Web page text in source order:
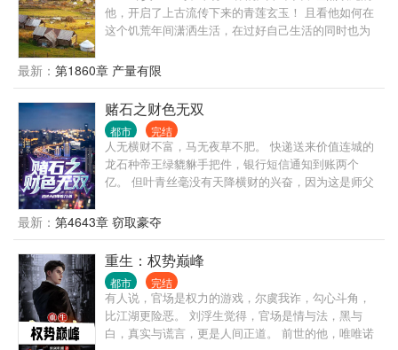
他，开启了上古流传下来的青莲玄玉！ 且看他如何在
这个饥荒年间潇洒生活，在过好自己生活的同时也为
狼，挨饿，没有人情世故，请划走，本书不适合。穿
越回去不是挨饿的，也不是让主角玩单机）
最新： 第1860章 产量有限
赌石之财色无双
都市 完结
人无横财不富，马无夜草不肥。 快递送来价值连城的
龙石种帝王绿貔貅手把件，银行短信通知到账两个
亿。 但叶青丝毫没有天降横财的兴奋，因为这是师父
为赌石而产生的恩仇，需要靠赌石来了结。 但赌石从
来都是一刀天堂，一刀地狱。 石头不骗人，骗人的都
是人。 在赌石的圈子中人心如鬼域。 但是，每一块石
头都藏着人与人的勾心斗角，血泪恩仇。
最新： 第4643章 窃取豪夺
重生：权势巅峰
都市 完结
有人说，官场是权力的游戏，尔虞我诈，勾心斗角，
比江湖更险恶。 刘浮生觉得，官场是情与法，黑与
白，真实与谎言，更是人间正道。 前世的他，唯唯诺